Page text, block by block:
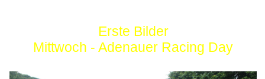
Erste Bilder
Mittwoch - Adenauer Racing Day